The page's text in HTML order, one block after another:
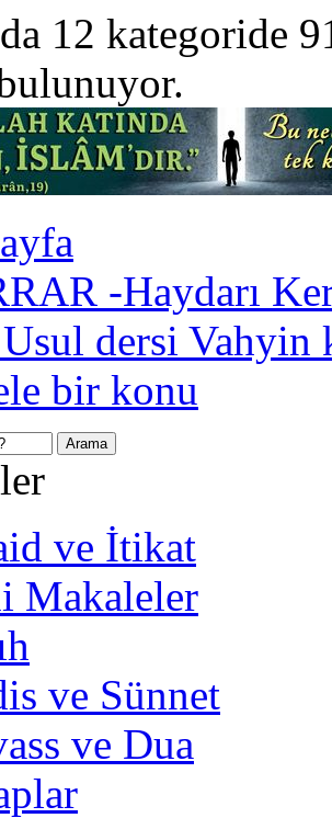
12 kategoride
-Haydarı
dersi Vahyin
bir konu
ve İtikat
Makaleler
ve Sünnet
ve Dua